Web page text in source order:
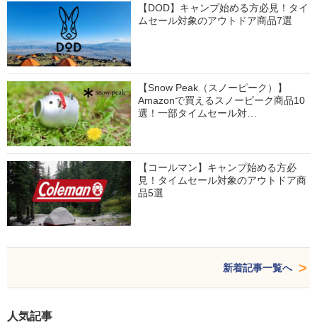
【DOD】キャンプ始める方必見！タイ
ムセール対象のアウトドア商品7選
【Snow Peak（スノーピーク）】
Amazonで買えるスノーピーク商品10
選！一部タイムセール対…
【コールマン】キャンプ始める方必
見！タイムセール対象のアウトドア商
品5選
新着記事一覧へ
人気記事